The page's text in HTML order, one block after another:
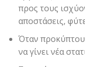
προς τους
αποστάσεις,
Όταν
να γίνει νέα